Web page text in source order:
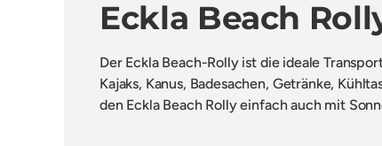
Eckla Beach
Der Eckla Beach-Rolly ist die ideale
Kajaks, Kanus, Badesachen, Getränke,
den Eckla Beach Rolly einfach auch mit